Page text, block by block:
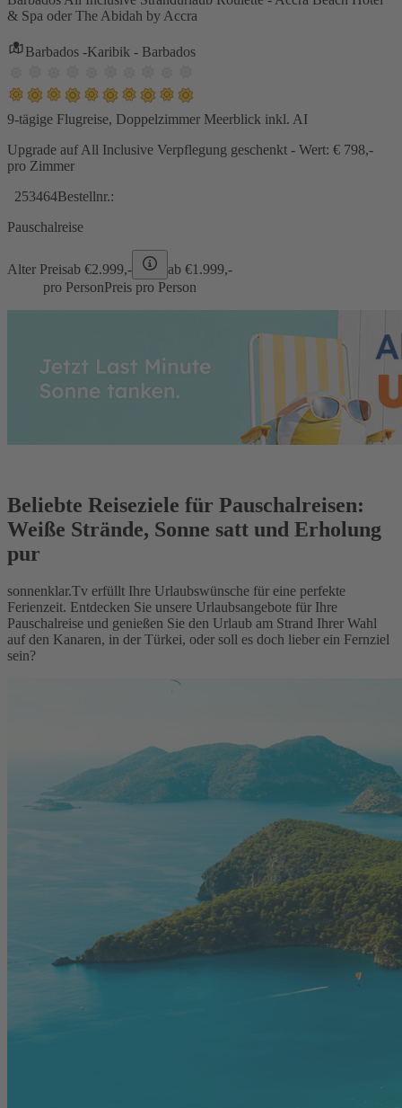
& Spa oder The Abidah by Accra
Barbados -Karibik - Barbados
9-tägige Flugreise, Doppelzimmer Meerblick inkl. AI
Upgrade auf All Inclusive Verpflegung geschenkt - Wert: € 798,-
pro Zimmer
253464Bestellnr.:
Pauschalreise
Alter Preisab €2.999,- ab €1.999,-
pro PersonPreis pro Person
Beliebte Reiseziele für Pauschalreisen:
Weiße Strände, Sonne satt und Erholung
pur
sonnenklar.Tv erfüllt Ihre Urlaubswünsche für eine perfekte
Ferienzeit. Entdecken Sie unsere Urlaubsangebote für Ihre
Pauschalreise und genießen Sie den Urlaub am Strand Ihrer Wahl
auf den Kanaren, in der Türkei, oder soll es doch lieber ein Fernziel
sein?